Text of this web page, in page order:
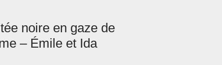
noire en gaze de
– Émile et Ida